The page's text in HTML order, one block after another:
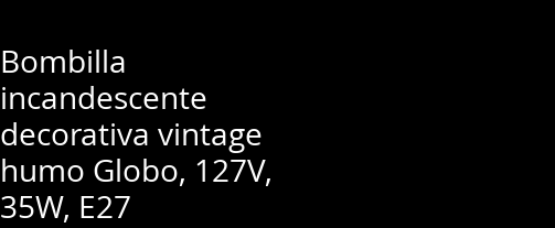
Bombilla
incandescente
decorativa vintage
humo Globo, 127V,
35W, E27